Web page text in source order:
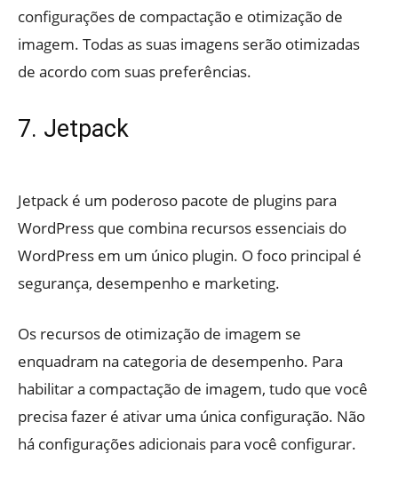
configurações de compactação e otimização de
imagem. Todas as suas imagens serão otimizadas
de acordo com suas preferências.
7. Jetpack
Jetpack é um poderoso pacote de plugins para
WordPress que combina recursos essenciais do
WordPress em um único plugin. O foco principal é
segurança, desempenho e marketing.
Os recursos de otimização de imagem se
enquadram na categoria de desempenho. Para
habilitar a compactação de imagem, tudo que você
precisa fazer é ativar uma única configuração. Não
há configurações adicionais para você configurar.